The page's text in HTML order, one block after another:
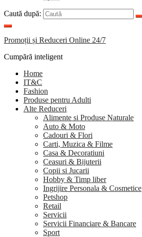
Caută după:
Promoții și Reduceri Online 24/7
Cumpără inteligent
Home
IT&C
Fashion
Produse pentru Adulti
Alte Reduceri
Alimente si Produse Naturale
Auto & Moto
Cadouri & Flori
Carti, Muzica & Filme
Casa & Decoratiuni
Ceasuri & Bijuterii
Copii si Jucarii
Hobby & Timp liber
Ingrijire Personala & Cosmetice
Petshop
Retail
Servicii
Servicii Financiare & Bancare
Sport